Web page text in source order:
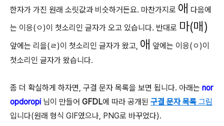
한자가 가진 원래 소릿값과 비슷하거든요. 마찬가지로 애 다음에
는 이응(ㅇ)이 첫소리인 글자가 오고 있습니다. 반대로 마(매)
앞에는 리을(ㄹ)이 첫소리인 글자가 왔고, 애 앞에는 이응(ㅇ)이
첫소리인 글자가 왔습니다.
좀 더 확실하게 하자면, 구결 문자 목록을 보면 됩니다. 아래는 nor
opdoropi님이 만들어 GFDL에 따라 공개된 구결 문자 목록 그림
입니다(원래 형식 GIF였으나, PNG로 바꾸었다).